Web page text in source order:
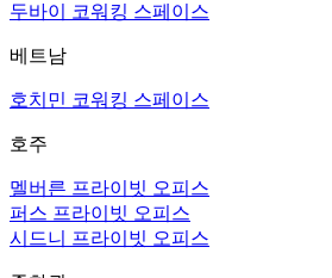
두바이 코워킹 스페이스
베트남
호치민 코워킹 스페이스
호주
멜버른 프라이빗 오피스
퍼스 프라이빗 오피스
시드니 프라이빗 오피스